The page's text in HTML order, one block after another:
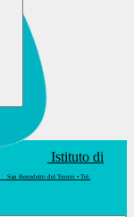
Istituto di
San Benedetto del Tronto • Tel.